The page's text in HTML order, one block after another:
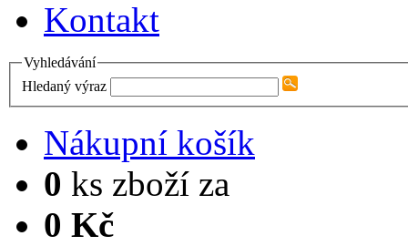
Kontakt
Vyhledávání
Hledaný výraz
Nákupní košík
0 ks zboží za
0 Kč